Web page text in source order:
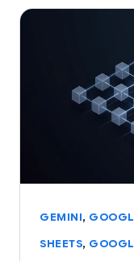
GEMINI,
SHEETS,